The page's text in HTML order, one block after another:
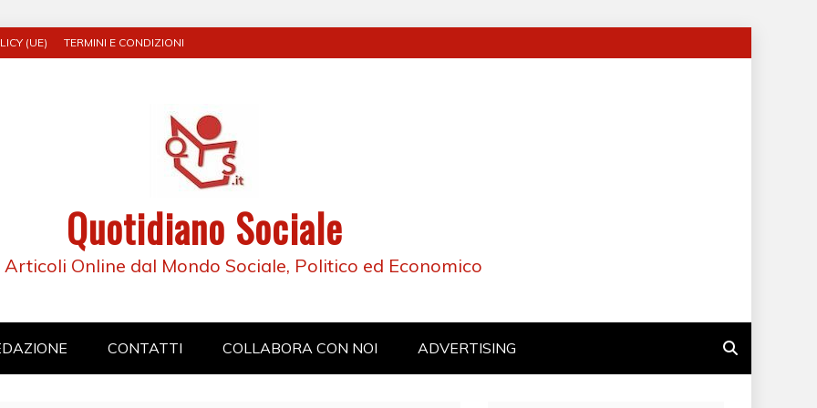
(UE) TERMINI E CONDIZIONI
Quotidiano Sociale
Articoli Online dal Mondo Sociale, Politico ed Economico
CONTATTI COLLABORA CON NOI ADVERTISING